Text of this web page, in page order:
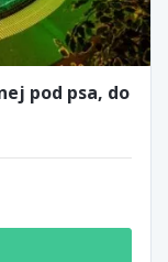
pod psa, do